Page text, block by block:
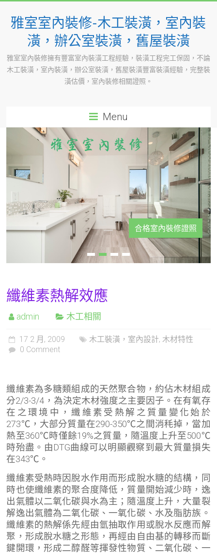
content
雅室室內裝修-木工裝潢，室內裝
潢，辦公室裝潢，舊屋裝潢
雅室室內裝修擁有豐富室內裝潢工程經驗，裝潢工程完工保固，不論
木工裝潢，室內裝潢，辦公室裝潢，舊屋裝潢豐富裝潢經驗，完整裝
潢估價，室內裝修相關證照。
Menu
合格室內裝修證照
纖維素熱解效應
admin 木工相關
17 2 月, 2009 木工裝潢，室內設計, 木材特性
0 Comment
纖維素為多糖類組成的天然聚合物，約佔木材組成
分2/3-3/4，為決定木材強度之主要因子。在有氧存
在之環境中，纖維素受熱解之質量變化始於
273℃，大部分質量在290-350℃之間消秏掉，當加
熱至360℃時僅餘19%之質量，隨溫度上升至500℃
時殆盡。由DTG曲線可以明顯觀察到最大質量損失
在343℃。
纖維素受熱時因脫水作用而形成脫水糖的結構，同
時也使纖維素的聚合度降低，質量開始減少時，逸
出氣體以二氧化碳與水為主；隨溫度上升，大量裂
解逸出氣體為二氧化碳、一氧化碳、水及脂肪族。
纖維素的熱解係先經由氫抽取作用或脫水反應而解
聚，形成脫水糖之形態，再經由自由基的轉移而斷
鍵開環，形成二醇醛等揮發性物質、二氧化碳、一